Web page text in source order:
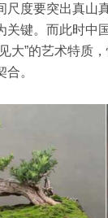
尺度要突出真山
键。而此时中
大”的艺术特质
。